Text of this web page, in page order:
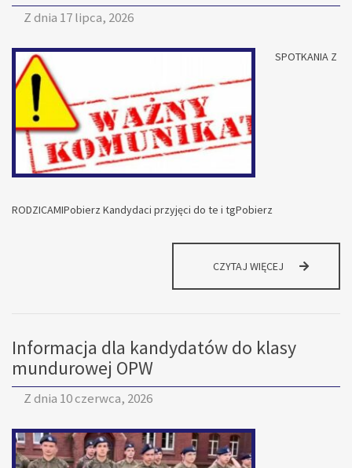
Z dnia 17 lipca, 2026
SPOTKANIA Z
RODZICAMIPobierz Kandydaci przyjęci do te i tgPobierz
CZYTAJ WIĘCEJ KOMUNIKATY
RODZICÓW
Informacja dla kandydatów do klasy
mundurowej OPW
Z dnia 10 czerwca, 2026